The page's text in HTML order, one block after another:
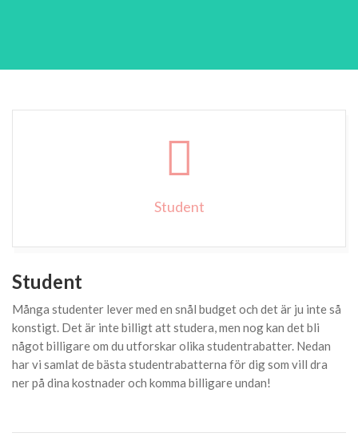
Student
Student
Många studenter lever med en snål budget och det är ju inte så
konstigt. Det är inte billigt att studera, men nog kan det bli
något billigare om du utforskar olika studentrabatter. Nedan
har vi samlat de bästa studentrabatterna för dig som vill dra
ner på dina kostnader och komma billigare undan!